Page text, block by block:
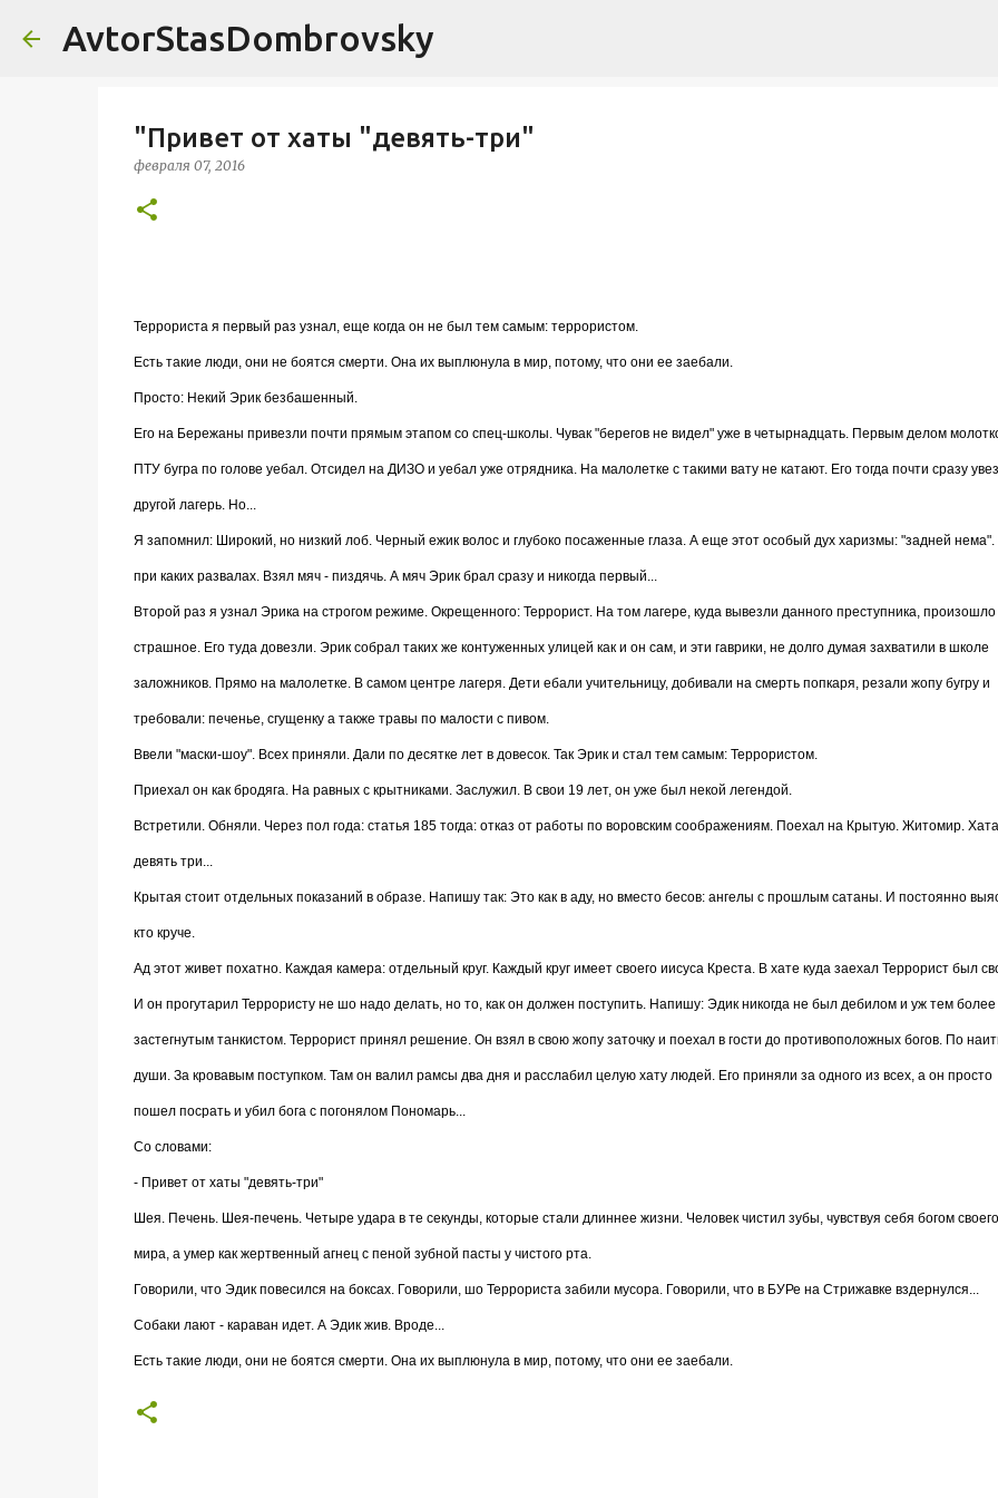
AvtorStasDombrovsky
"Привет от хаты "девять-три"
февраля 07, 2016
Террориста я первый раз узнал, еще когда он не был тем самым: террористом.
Есть такие люди, они не боятся смерти. Она их выплюнула в мир, потому, что они ее заебали.
Просто: Некий Эрик безбашенный.
Его на Бережаны привезли почти прямым этапом со спец-школы. Чувак "берегов не видел" уже в четырнадцать. Первым делом
ПТУ бугра по голове уебал. Отсидел на ДИЗО и уебал уже отрядника. На малолетке с такими вату не катают. Его тогда почти сразу
другой лагерь. Но...
Я запомнил: Широкий, но низкий лоб. Черный ежик волос и глубоко посаженные глаза. А еще этот особый дух харизмы: "задней
при каких развалах. Взял мяч - пиздячь. А мяч Эрик брал сразу и никогда первый...
Второй раз я узнал Эрика на строгом режиме. Окрещенного: Террорист. На том лагере, куда вывезли данного преступника, произошло
страшное. Его туда довезли. Эрик собрал таких же контуженных улицей как и он сам, и эти гаврики, не долго думая захватили в школе
заложников. Прямо на малолетке. В самом центре лагеря. Дети ебали учительницу, добивали на смерть попкаря, резали жопу бугру и
требовали: печенье, сгущенку а также травы по малости с пивом.
Ввели "маски-шоу". Всех приняли. Дали по десятке лет в довесок. Так Эрик и стал тем самым: Террористом.
Приехал он как бродяга. На равных с крытниками. Заслужил. В свои 19 лет, он уже был некой легендой.
Встретили. Обняли. Через пол года: статья 185 тогда: отказ от работы по воровским соображениям. Поехал на Крытую. Житомир. Хата
девять три...
Крытая стоит отдельных показаний в образе. Напишу так: Это как в аду, но вместо бесов: ангелы с прошлым сатаны. И постоянно
кто круче.
Ад этот живет похатно. Каждая камера: отдельный круг. Каждый круг имеет своего иисуса Креста. В хате куда заехал Террорист был
И он прогутарил Террористу не шо надо делать, но то, как он должен поступить. Напишу: Эдик никогда не был дебилом и уж тем более
застегнутым танкистом. Террорист принял решение. Он взял в свою жопу заточку и поехал в гости до противоположных богов. По
души. За кровавым поступком. Там он валил рамсы два дня и расслабил целую хату людей. Его приняли за одного из всех, а он просто
пошел посрать и убил бога с погонялом Пономарь...
Со словами:
- Привет от хаты "девять-три"
Шея. Печень. Шея-печень. Четыре удара в те секунды, которые стали длиннее жизни. Человек чистил зубы, чувствуя себя богом своего
мира, а умер как жертвенный агнец с пеной зубной пасты у чистого рта.
Говорили, что Эдик повесился на боксах. Говорили, шо Террориста забили мусора. Говорили, что в БУРе на Стрижавке вздернулся...
Собаки лают - караван идет. А Эдик жив. Вроде...
Есть такие люди, они не боятся смерти. Она их выплюнула в мир, потому, что они ее заебали.